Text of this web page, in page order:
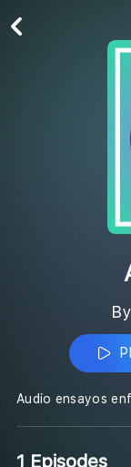
Audio ensayos
1 Episodes